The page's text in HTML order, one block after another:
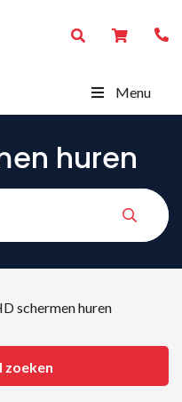
Menu
huren
schermen huren